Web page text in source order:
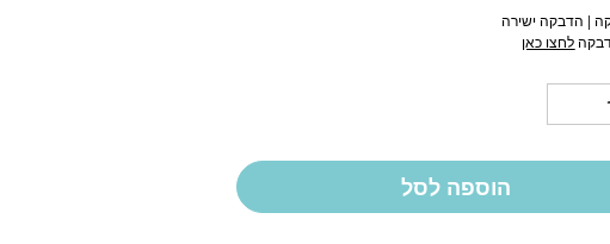
| הדבקה ישירה
לחצו כאן
הוספה לסל